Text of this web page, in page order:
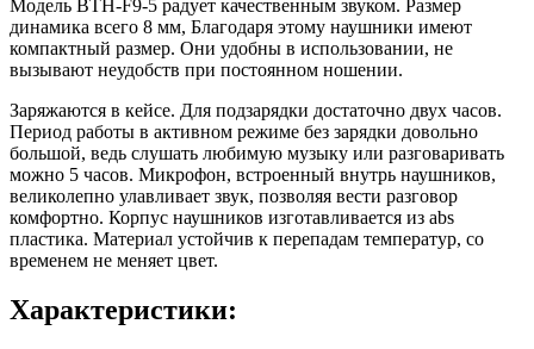
Модель BTH-F9-5 радует качественным звуком. Размер
динамика всего 8 мм, Благодаря этому наушники имеют
компактный размер. Они удобны в использовании, не
вызывают неудобств при постоянном ношении.
Заряжаются в кейсе. Для подзарядки достаточно двух часов.
Период работы в активном режиме без зарядки довольно
большой, ведь слушать любимую музыку или разговаривать
можно 5 часов. Микрофон, встроенный внутрь наушников,
великолепно улавливает звук, позволяя вести разговор
комфортно. Корпус наушников изготавливается из abs
пластика. Материал устойчив к перепадам температур, со
временем не меняет цвет.
Характеристики: